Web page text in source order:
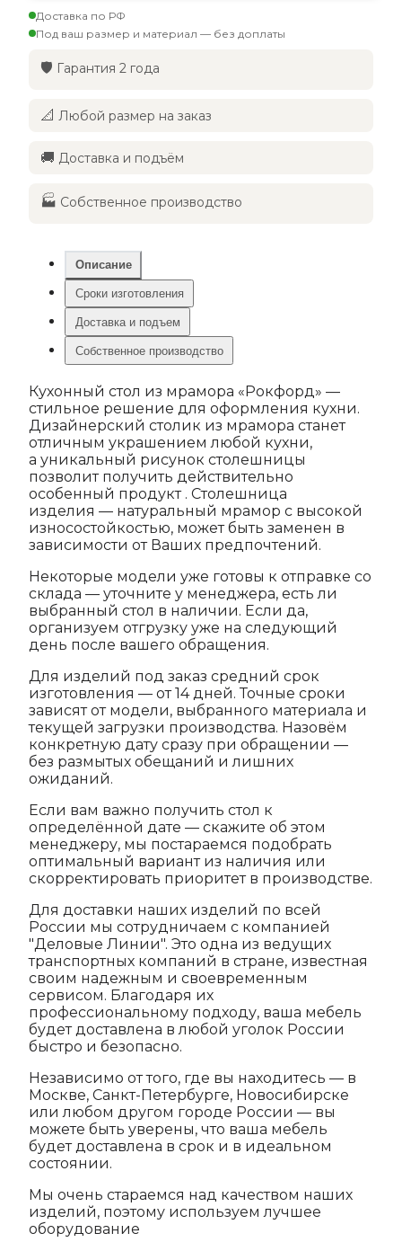
Доставка по РФ
Под ваш размер и материал — без доплаты
🛡️ Гарантия 2 года
📐 Любой размер на заказ
🚚 Доставка и подъём
🏭 Собственное производство
Описание
Сроки изготовления
Доставка и подъем
Собственное производство
Кухонный стол из мрамора «Рокфорд» —
стильное решение для оформления кухни.
Дизайнерский столик из мрамора станет
отличным украшением любой кухни,
а уникальный рисунок столешницы
позволит получить действительно
особенный продукт . Столешница
изделия — натуральный мрамор с высокой
износостойкостью, может быть заменен в
зависимости от Ваших предпочтений.
Некоторые модели уже готовы к отправке со
склада — уточните у менеджера, есть ли
выбранный стол в наличии. Если да,
организуем отгрузку уже на следующий
день после вашего обращения.
Для изделий под заказ средний срок
изготовления — от 14 дней. Точные сроки
зависят от модели, выбранного материала и
текущей загрузки производства. Назовём
конкретную дату сразу при обращении —
без размытых обещаний и лишних
ожиданий.
Если вам важно получить стол к
определённой дате — скажите об этом
менеджеру, мы постараемся подобрать
оптимальный вариант из наличия или
скорректировать приоритет в производстве.
Для доставки наших изделий по всей
России мы сотрудничаем с компанией
"Деловые Линии". Это одна из ведущих
транспортных компаний в стране, известная
своим надежным и своевременным
сервисом. Благодаря их
профессиональному подходу, ваша мебель
будет доставлена в любой уголок России
быстро и безопасно.
Независимо от того, где вы находитесь — в
Москве, Санкт-Петербурге, Новосибирске
или любом другом городе России — вы
можете быть уверены, что ваша мебель
будет доставлена в срок и в идеальном
состоянии.
Мы очень стараемся над качеством наших
изделий, поэтому используем лучшее
оборудование